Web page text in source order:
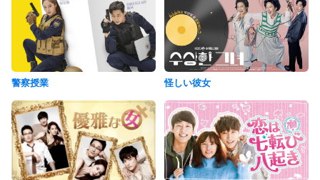
警察授業 怪しい彼女